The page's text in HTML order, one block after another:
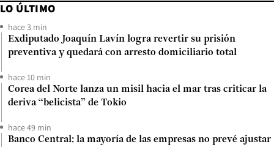
LO ÚLTIMO
hace 3 min
Exdiputado Joaquín Lavín logra revertir su prisión
preventiva y quedará con arresto domiciliario total
hace 10 min
Corea del Norte lanza un misil hacia el mar tras criticar la
deriva “belicista” de Tokio
hace 49 min
Banco Central: la mayoría de las empresas no prevé ajustar